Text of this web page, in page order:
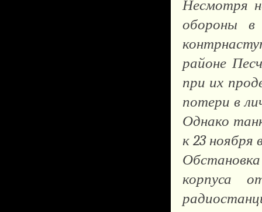
Несмотря
обороны в
районе
при их
потери в
Однако
к 23 ноября
корпуса